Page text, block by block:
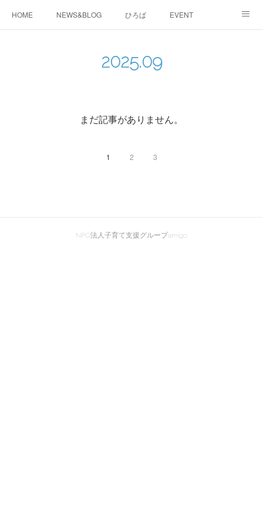
HOME NEWS&BLOG ひろば EVENT
2025.09
まだ記事がありません。
1 2 3
NPO法人子育て支援グループamigo